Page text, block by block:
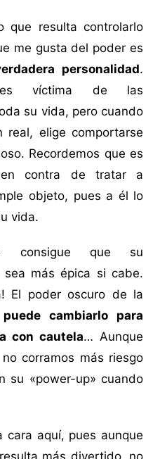
que resulta controlarlo
me gusta del poder es
personalidad.
es víctima de las
su vida, pero cuando
elige comportarse
Recordemos que es
contra de tratar a
objeto, pues a él lo
vida.
consigue que su
sea más épica si cabe.
El poder oscuro de la
puede cambiarlo para
con cautela… Aunque
corramos más riesgo
su «power-up» cuando
aquí, pues aunque